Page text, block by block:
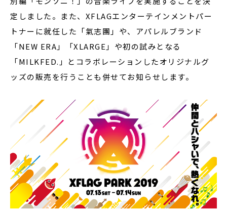
定しました。また、XFLAGエンターテインメントパー
トナーに就任した「氣志團」や、アパレルブランド
「NEW ERA」「XLARGE」や初の試みとなる
「MILKFED.」とコラボレーションしたオリジナルグ
ッズの販売を行うことも併せてお知らせします。